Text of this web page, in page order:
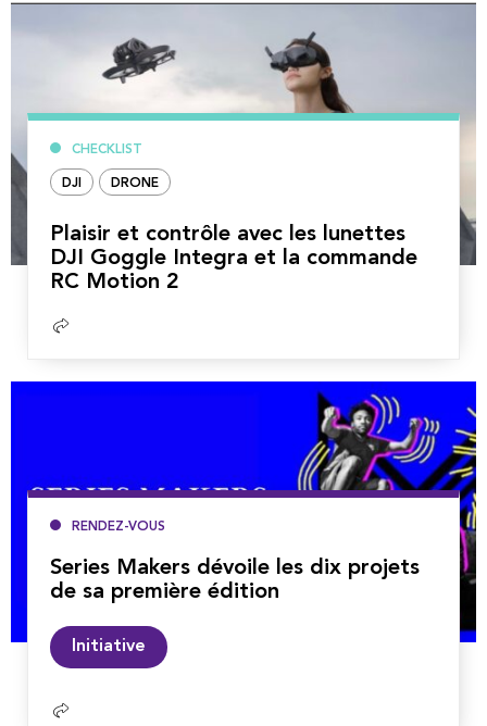
CHECKLIST
DJI DRONE
Plaisir et contrôle avec les lunettes
DJI Goggle Integra et la commande
RC Motion 2
Lire
RENDEZ-VOUS
Series Makers dévoile les dix projets
de sa première édition
Initiative